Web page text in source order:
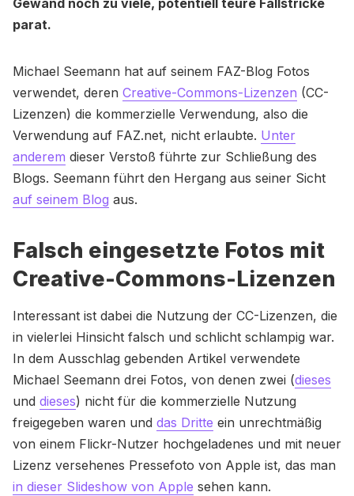
Gewand noch zu viele, potentiell teure Fallstricke
parat.
Michael Seemann hat auf seinem FAZ-Blog Fotos
verwendet, deren Creative-Commons-Lizenzen (CC-
Lizenzen) die kommerzielle Verwendung, also die
Verwendung auf FAZ.net, nicht erlaubte. Unter
anderem dieser Verstoß führte zur Schließung des
Blogs. Seemann führt den Hergang aus seiner Sicht
auf seinem Blog aus.
Falsch eingesetzte Fotos mit
Creative-Commons-Lizenzen
Interessant ist dabei die Nutzung der CC-Lizenzen, die
in vielerlei Hinsicht falsch und schlicht schlampig war.
In dem Ausschlag gebenden Artikel verwendete
Michael Seemann drei Fotos, von denen zwei (dieses
und dieses) nicht für die kommerzielle Nutzung
freigegeben waren und das Dritte ein unrechtmäßig
von einem Flickr-Nutzer hochgeladenes und mit neuer
Lizenz versehenes Pressefoto von Apple ist, das man
in dieser Slideshow von Apple sehen kann.